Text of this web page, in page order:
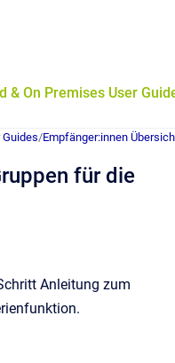
& On Premises User
Guides/Empfänger:innen
für die
Anleitung zum